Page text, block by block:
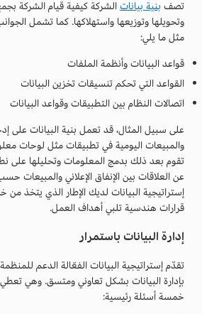
تصف بنية بياناتالشركة كيفية قيام الشركة
وتحويلها وتوزيعها واستهلاكها. كما تشمل الجوانب
مثل ما يلي:
قواعد البيانات وأنظمة الملفات
القواعد التي تحكم تنسيقات تخزين البيانات
اتصالات النظام بين التطبيقات وقواعد البيانات
على سبيل المثال، قد تعمل بنية البيانات على
والمبيعات اليومية في تطبيقات مثل لوحات
تقوم بعد ذلك بدمج المعلومات وتحليلها
عن العلاقات بين الإنفاق الإعلاني والمبيعات
إستراتيجية البيانات لديك الإطار الذي يتخذ من
قرارات هندسية تلبي أهداف العمل.
إدارة البيانات باستمرار
تقدّم إستراتيجية البيانات الفعّالة الدعم
بإدارة البيانات بشكل تعاوني ومتسق. وهي
خمسة أسئلة رئيسية: